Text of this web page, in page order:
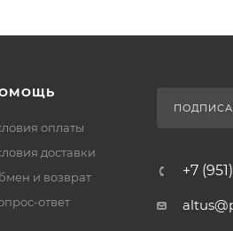
оплаты
доставки
и возврат
ответ
+7